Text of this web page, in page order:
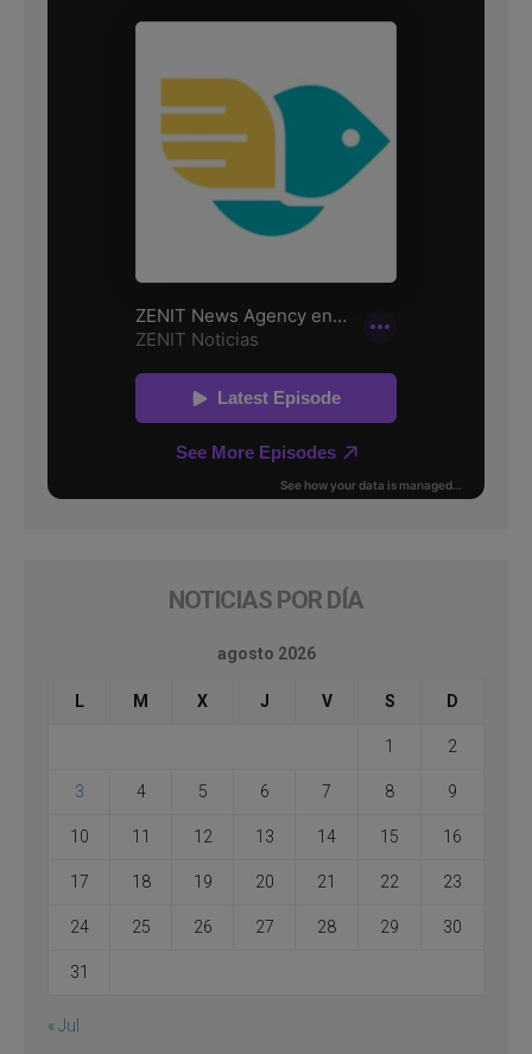
NOTICIAS POR DÍA
agosto 2026
L M X J V S D
1 2
3 4 5 6 7 8 9
10 11 12 13 14 15 16
17 18 19 20 21 22 23
24 25 26 27 28 29 30
31
« Jul